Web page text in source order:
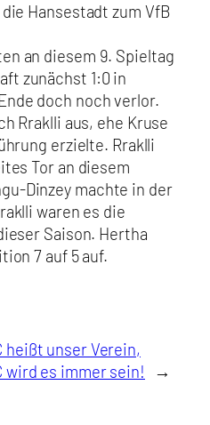
Hansestadt zum VfB
an diesem 9. Spieltag
zunächst 1:0 in
doch noch verlor.
Rraklli aus, ehe Kruse
erzielte. Rraklli
Tor an diesem
Dinzey machte in der
waren es die
Saison. Hertha
7 auf 5 auf.
heißt unser Verein,
wird es immer sein!
→